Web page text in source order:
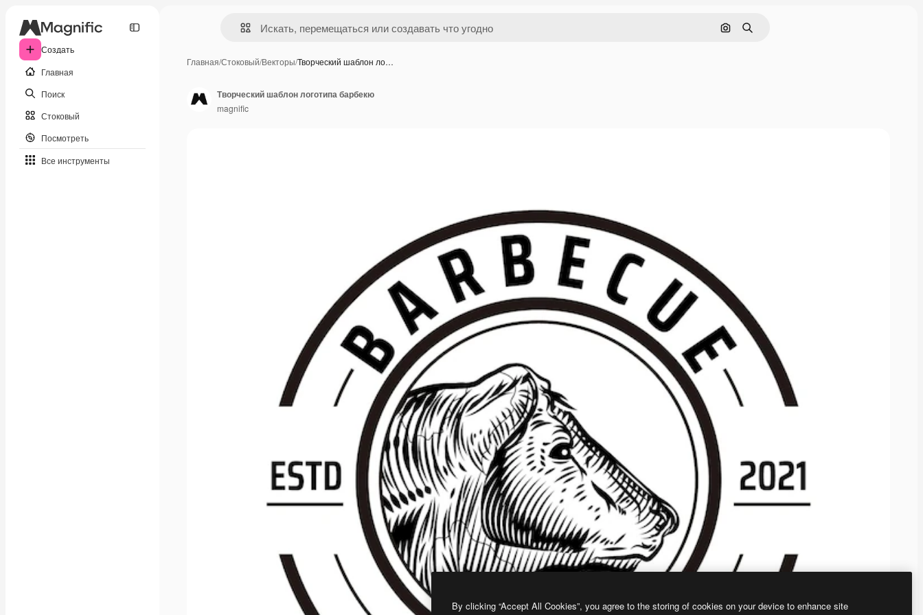
Создать
Главная
Поиск
Стоковый
Посмотреть
Все инструменты
Поиск по изображению
Поиск
Главная/Стоковый/Векторы/Творческий шаблон ло…
Творческий шаблон логотипа барбекю
magnific
By clicking “Accept All Cookies”, you agree to the storing of cookies on your device to enhance site